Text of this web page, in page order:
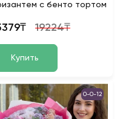
с бенто тортом
19224₸
Купить
0-0-12